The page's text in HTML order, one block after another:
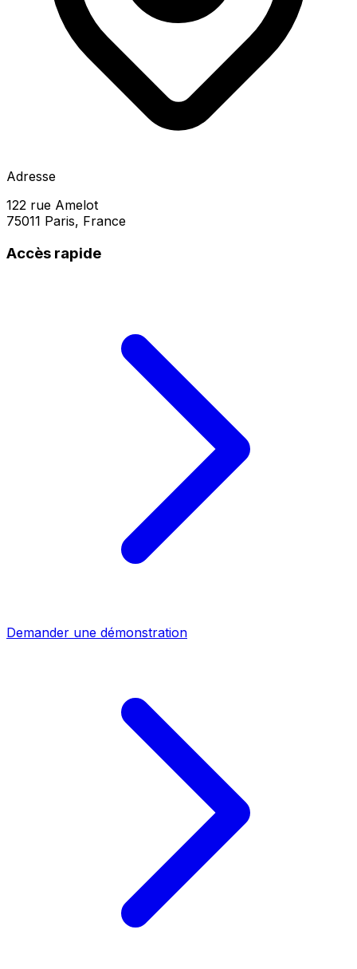
Adresse
122 rue Amelot
75011 Paris, France
Accès rapide
Demander une démonstration